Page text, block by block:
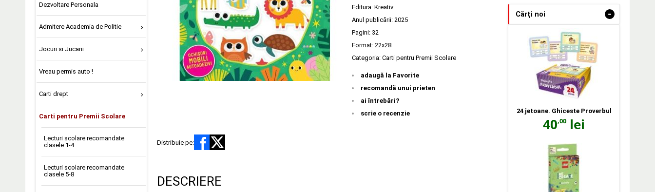
Dezvoltare Personala
Admitere Academia de Politie
Jocuri si Jucarii
Vreau permis auto !
Carti drept
Carti pentru Premii Scolare
Lecturi scolare recomandate
clasele 1-4
Lecturi scolare recomandate
clasele 5-8
Editura: Kreativ
Anul publicării: 2025
Pagini: 32
Format: 22x28
Categoria: Carti pentru Premii Scolare
adaugă la Favorite
recomandă unui prieten
ai întrebări?
scrie o recenzie
Distribuie pe:
DESCRIERE
Cărţi noi -
24 jetoane. Ghiceste Proverbul
40,00 lei